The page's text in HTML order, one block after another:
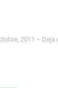
2011 Deja